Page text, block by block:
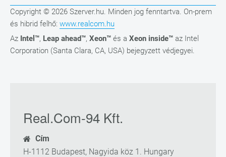
Copyright © 2026 Szerver.hu. Minden jog fenntartva. On-prem
és hibrid felhő: www.realcom.hu
Az Intel™, Leap ahead™, Xeon™ és a Xeon inside™ az Intel
Corporation (Santa Clara, CA, USA) bejegyzett védjegyei.
Real.Com-94 Kft.
Cím
H-1112 Budapest, Nagyida köz 1. Hungary